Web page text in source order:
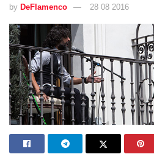
by DeFlamenco 28 08 2016